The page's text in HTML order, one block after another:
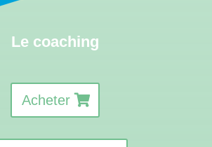
Le coaching
Acheter